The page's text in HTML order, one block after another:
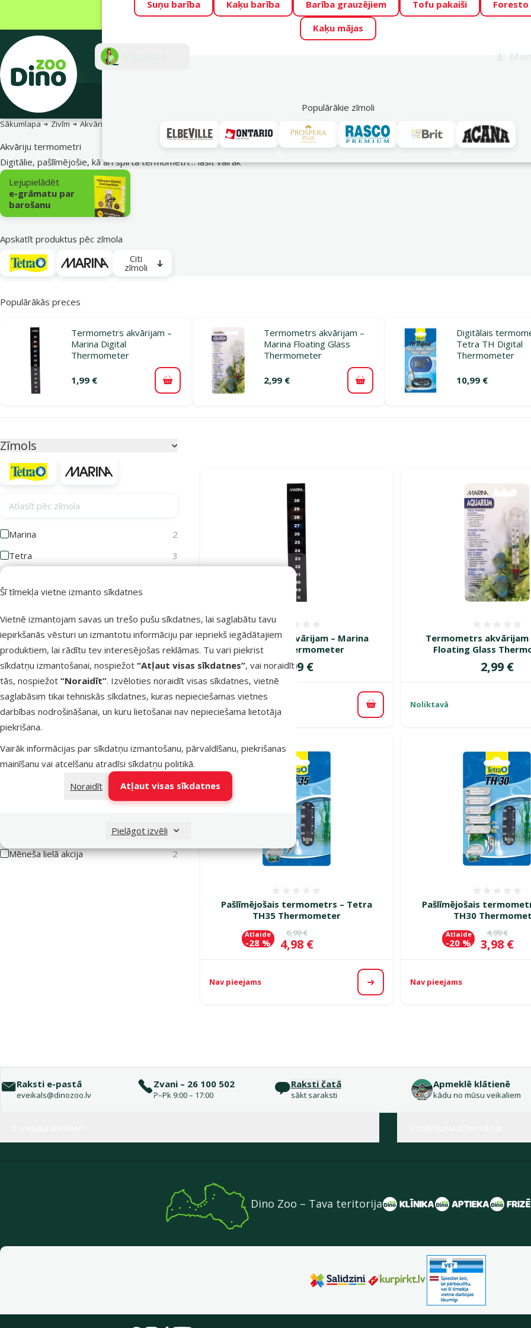
Visu mēnesi Dino Zoo piedāvā lieliskas cenas mīluļu TOP barībām! 🍖 →
Fotokonkurss “GADA ŪSAIŅI”! Varbūt tieši Tavs mīlulis būs 2027. gada
Šī tīmekļa vietne izmanto sīkdatnes
Vietnē izmantojam savas un trešo pušu sīkdatnes, lai saglabātu tavu
iepirkšanās vēsturi un izmantotu informāciju par iepriekš iegādātajiem
produktiem, lai rādītu tev interesējošas reklāmas. Tu vari piekrist
sīkdatņu izmantošanai, nospiežot “Atļaut visas sīkdatnes”, vai noraidīt
tās, nospiežot “Noraidīt”. Izvēloties noraidīt visas sīkdatnes, vietnē
saglabāsim tikai tehniskās sīkdatnes, kuras nepieciešamas vietnes
darbības nodrošināšanai, un kuru lietošanai nav nepieciešama lietotāja
piekrišana.
Vairāk informācijas par sīkdatņu izmantošanu, pārvaldīšanu, piekrišanas
mainīšanu vai atcelšanu atradīsi sīkdatņu politikā.
Noraidīt
Atļaut visas sīkdatnes
Pielāgot izvēli
Suņu barība Kaķu barība Barība grauzējiem Tofu pakaiši
Foresto
Kaķu mājas
Populārākie zīmoli
Akciju piedāvājumi
Sākumlapa Zivīm Akvāriju aprīkojums un rezerves daļas
Akvāriju termometri
Digitālie, pašlīmējošie, kā arī spirta termometri…lasīt vairāk
Apakškategorija
Lejupielādēt
e-grāmatu par
barošanu
Apskatīt produktus pēc zīmola
Citi
zīmoli
Populārākās preces
Termometrs akvārijam –
Marina Digital
Thermometer
1,99 € Pievienot grozam
Termometrs akvārijam –
Marina Floating Glass
Thermometer
2,99 € Pievienot grozam
Digitālais
Tetra TH Digital
Thermometer
10,99 €
Zīmols
Atlasīt pēc zīmola
Marina
2
Tetra
3
Cena
1 € 11 €
Atsauksmes
Atsauksmes 100%
Atsauksmes 60%
0
Atsauksmes 40%
0
Atsauksmes 20%
0
Mēneša lielā akcija 2
Termometrs akvārijam – Marina
Digital Thermometer
Cena
1,99 €
Pievienot grozam
Termometrs akvārijam
Floating Glass
Cena
2,99 €
Noliktavā
Pašlīmējošais termometrs – Tetra
TH35 Thermometer
Oriģinālā cena
6,99 €
Cena
4,98 €
Atlaide
-28 %
Nav pieejams Apskatīt
Pašlīmējošais
TH30
Oriģinālā
4,99 €
Cena
3,98 €
Atlaide
-20 %
Nav pieejams
Raksti e-pastā
eveikals@dinozoo.lv
Zvani – 26 100 502
P–Pk 9:00 – 17:00
Raksti čatā
sākt saraksti
Apmeklē klātienē
kādu no mūsu veikaliem
Dino Zoo – Tava teritorija